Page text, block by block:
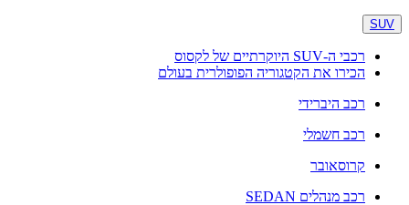
SUV
רכבי ה-SUV היוקרתיים של לקסוס
הכירו את הקטגוריה הפופולרית בעולם
רכב היברידי
רכב חשמלי
קרוסאובר
רכב מנהלים SEDAN